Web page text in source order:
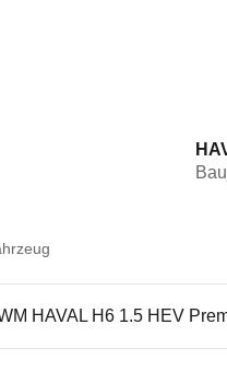
HAVAL H6 1.5 HEV